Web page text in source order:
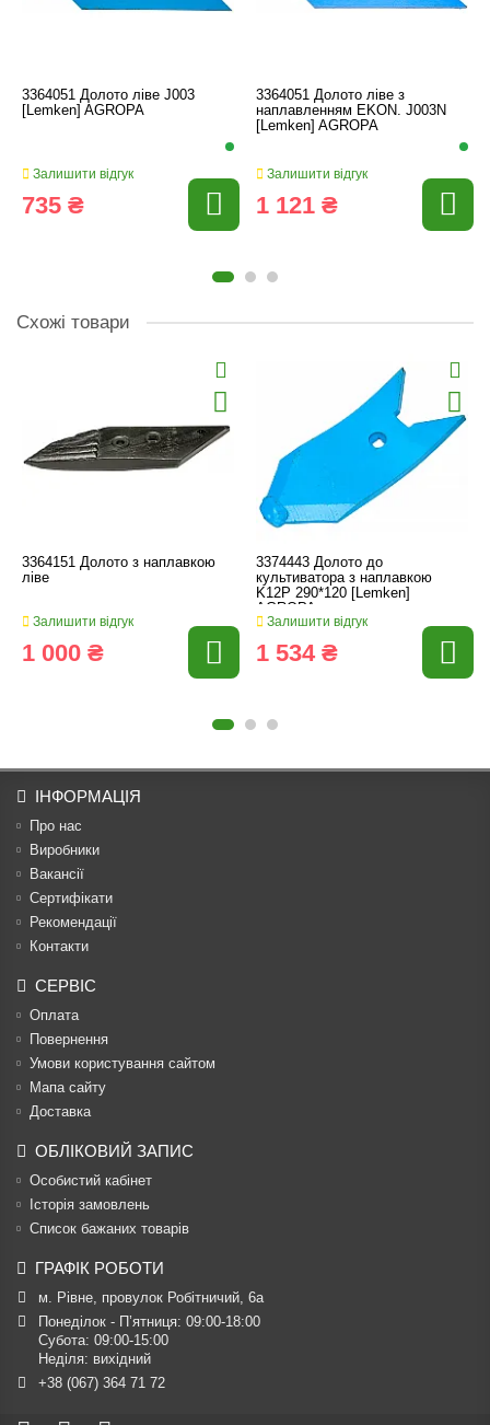
3364051 Долото ліве J003
[Lemken] AGROPA
Залишити відгук
735 ₴
3364051 Долото ліве з
наплавленням EKON. J003N
[Lemken] AGROPA
Залишити відгук
1 121 ₴
Схожі товари
3364151 Долото з наплавкою
ліве
Залишити відгук
1 000 ₴
3374443 Долото до
культиватора з наплавкою
K12P 290*120 [Lemken]
AGROPA
Залишити відгук
1 534 ₴
ІНФОРМАЦІЯ
Про нас
Виробники
Вакансії
Сертифікати
Рекомендації
Контакти
СЕРВІС
Оплата
Повернення
Умови користування сайтом
Мапа сайту
Доставка
ОБЛІКОВИЙ ЗАПИС
Особистий кабінет
Історія замовлень
Список бажаних товарів
ГРАФІК РОБОТИ
м. Рівне, провулок Робітничий, 6а
Понеділок - П’ятниця: 09:00-18:00
Субота: 09:00-15:00
Неділя: вихідний
+38 (067) 364 71 72